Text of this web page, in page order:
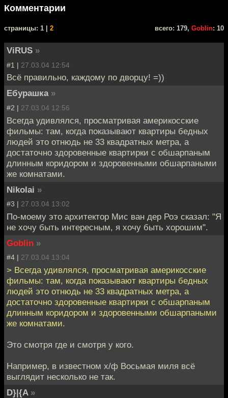
Комментарии
cтраницы: 1 | 2 всего: 179, Goblin: 10
ViRUS »
#1 | 27.03.04 12:54
Всё правильно, каждому по дворцу! =))
Ебурашка »
#2 | 27.03.04 12:56
Всегда удивлялся, просматривая америкосские
фильмы: там, когда показывают квартиры бедных
людей это отнюдь не 33 квадратных метра, а
достаточно здоровенные квартирки с обшарпаным
длинным коридором и здоровенными обшарпаными
же комнатами.
Nikolai »
#3 | 27.03.04 13:02
По-моему это архитектор Мис ван дер Роэ сказал: "Я
не хочу быть интересным, я хочу быть хорошим".
Goblin »
#4 | 27.03.04 13:04
> Всегда удивлялся, просматривая америкосские
фильмы: там, когда показывают квартиры бедных
людей это отнюдь не 33 квадратных метра, а
достаточно здоровенные квартирки с обшарпаным
длинным коридором и здоровенными обшарпаными
же комнатами.
Это смотря где и смотря у кого.
Например, в известном х/ф Восьмая миля всё
выглядит несколько не так.
D}|{A »